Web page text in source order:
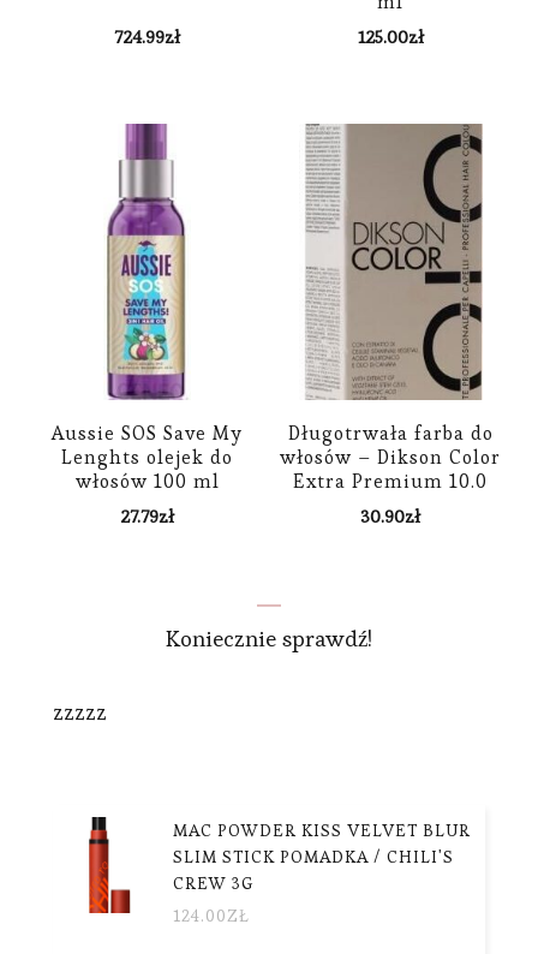
724.99zł 125.00zł
Aussie SOS Save My
Lenghts olejek do
włosów 100 ml
27.79zł
Długotrwała farba do
włosów – Dikson Color
Extra Premium 10.0
30.90zł
Koniecznie sprawdź!
zzzzz
MAC POWDER KISS VELVET BLUR
SLIM STICK POMADKA / CHILI'S
CREW 3G
124.00ZŁ